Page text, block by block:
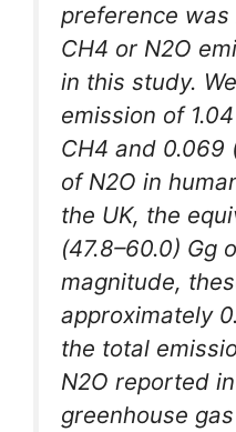
preference
CH4 or N2O
in this study.
emission of
CH4 and 0.069
of N2O in
the UK, the
(47.8–60.0) Gg
magnitude,
approximately
the total
N2O reported
greenhouse